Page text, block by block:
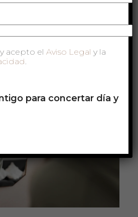
con el coaching sistémico
acepto el Aviso Legal y la
.
para concertar día y